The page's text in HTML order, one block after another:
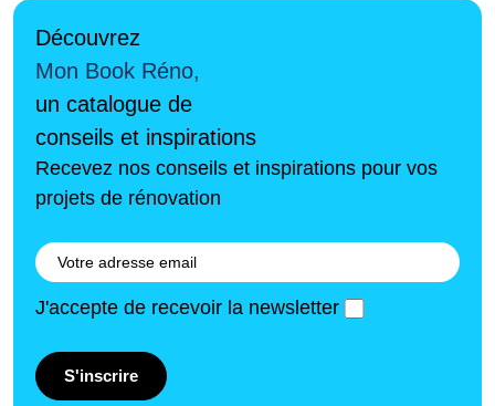
Découvrez
Mon Book Réno,
un catalogue de
conseils et inspirations
Recevez nos conseils et inspirations pour vos
projets de rénovation
J'accepte de recevoir la newsletter
S'inscrire